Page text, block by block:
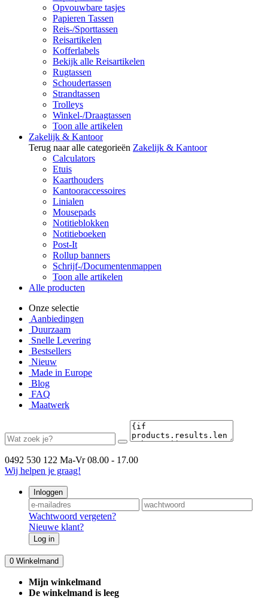
Opvouwbare tasjes
Papieren Tassen
Reis-/Sporttassen
Reisartikelen
Kofferlabels
Bekijk alle Reisartikelen
Rugtassen
Schoudertassen
Strandtassen
Trolleys
Winkel-/Draagtassen
Toon alle artikelen
Zakelijk & Kantoor
Terug naar alle categorieën Zakelijk & Kantoor
Calculators
Etuis
Kaarthouders
Kantooraccessoires
Linialen
Mousepads
Notitieblokken
Notitieboeken
Post-It
Rollup banners
Schrijf-/Documentenmappen
Toon alle artikelen
Alle producten
Onze selectie
Aanbiedingen
Duurzaam
Snelle Levering
Bestsellers
Nieuw
Made in Europe
Blog
FAQ
Maatwerk
0492 530 122 Ma-Vr 08.00 - 17.00
Wij helpen je graag!
Inloggen
Wachtwoord vergeten?
Nieuwe klant?
Log in
0 Winkelmand
Mijn winkelmand
De winkelmand is leeg